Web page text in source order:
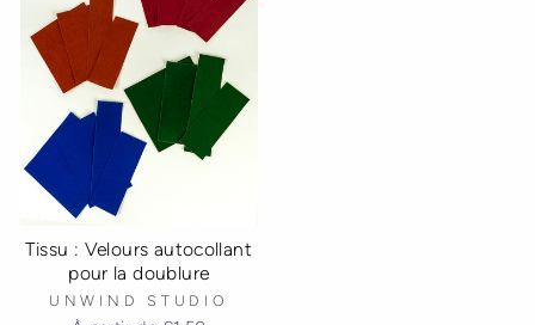
Tissu : Velours autocollant
pour la doublure
UNWIND STUDIO